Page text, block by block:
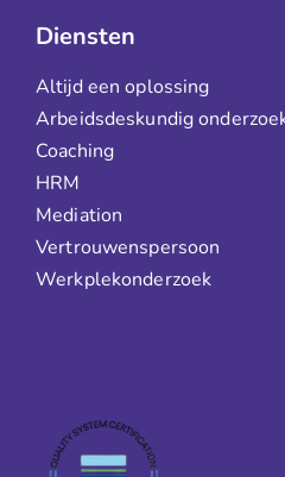
Diensten
Altijd een oplossing
Arbeidsdeskundig
Coaching
HRM
Mediation
Vertrouwenspersoon
Werkplekonderzoek